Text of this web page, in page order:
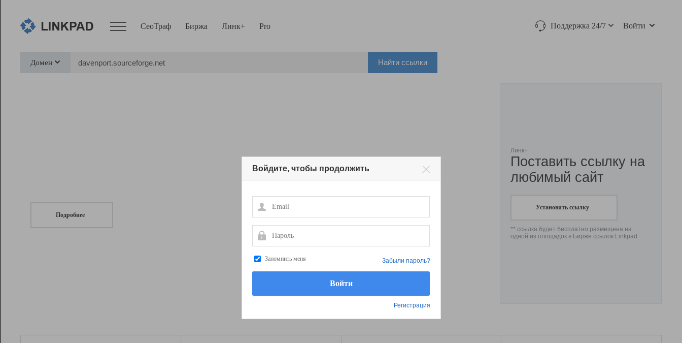
СеоТраф Биржа Линк+ Pro Поддержка 24/7 Войти
Домен Найти ссылки
Подробнее
Линк+
Поставить ссылку на
любимый сайт
Установить ссылку
** ссылка будет бесплатно размещена на
одной из площадок в Бирже ссылок Linkpad
Войдите, чтобы продолжить
Email
Пароль
Запомнить меня
Регистрация
Забыли пароль?